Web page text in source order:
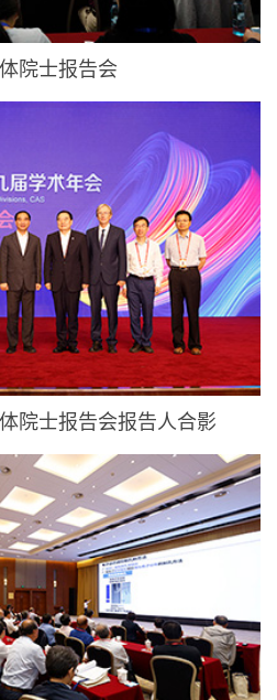
院士报告会
院士报告会报告人合影